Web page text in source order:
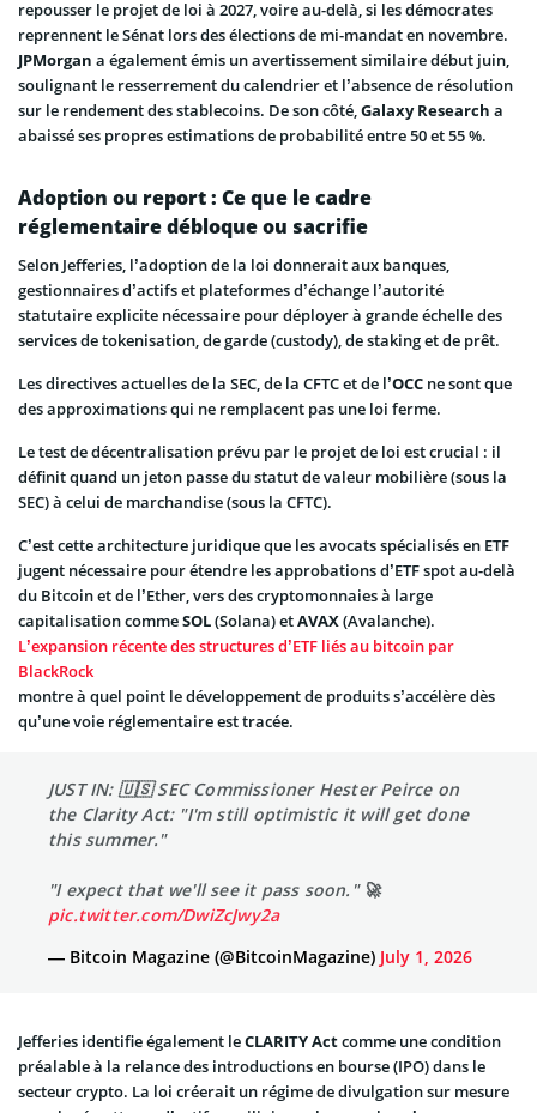
repousser le projet de loi à 2027, voire au-delà, si les démocrates
reprennent le Sénat lors des élections de mi-mandat en novembre.
JPMorgan a également émis un avertissement similaire début juin,
soulignant le resserrement du calendrier et l’absence de résolution
sur le rendement des stablecoins. De son côté,Galaxy Research a
abaissé ses propres estimations de probabilité entre 50 et 55 %.
Adoption ou report : Ce que le cadre
réglementaire débloque ou sacrifie
Selon Jefferies, l’adoption de la loi donnerait aux banques,
gestionnaires d’actifs et plateformes d’échange l’autorité
statutaire explicite nécessaire pour déployer à grande échelle des
services de tokenisation, de garde (custody), de staking et de prêt.
Les directives actuelles de la SEC, de la CFTC et de l’OCC ne sont que
des approximations qui ne remplacent pas une loi ferme.
Le test de décentralisation prévu par le projet de loi est crucial : il
définit quand un jeton passe du statut de valeur mobilière (sous la
SEC) à celui de marchandise (sous la CFTC).
C’est cette architecture juridique que les avocats spécialisés en ETF
jugent nécessaire pour étendre les approbations d’ETF spot au-delà
du Bitcoin et de l’Ether, vers des cryptomonnaies à large
capitalisation commeSOL(Solana) etAVAX(Avalanche).
L’expansion récente des structures d’ETF liés au bitcoin par
BlackRock
montre à quel point le développement de produits s’accélère dès
qu’une voie réglementaire est tracée.
JUST IN: 🇺🇸 SEC Commissioner Hester Peirce on
the Clarity Act: "I'm still optimistic it will get done
this summer."
"I expect that we'll see it pass soon." 🚀
pic.twitter.com/DwiZcJwy2a
— Bitcoin Magazine (@BitcoinMagazine) July 1, 2026
Jefferies identifie également leCLARITY Actcomme une condition
préalable à la relance des introductions en bourse (IPO) dans le
secteur crypto. La loi créerait un régime de divulgation sur mesure